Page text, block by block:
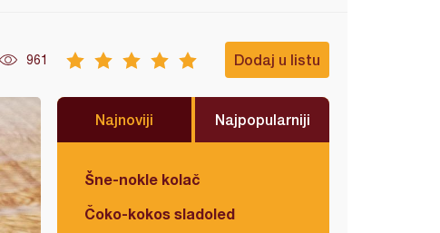
961 Dodaj u listu
Najnoviji Najpopularniji
Šne-nokle kolač
Čoko-kokos sladoled